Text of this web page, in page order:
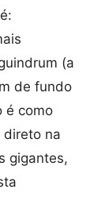
(a
de fundo
é como
na
gigantes,